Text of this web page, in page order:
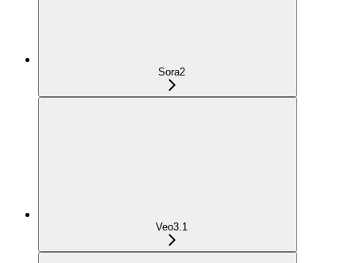
Sora2
Veo3.1